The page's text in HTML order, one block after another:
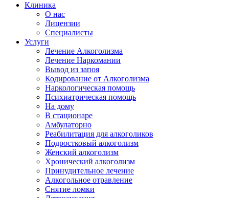
Клиника
О нас
Лицензии
Специалисты
Услуги
Лечение Алкоголизма
Лечение Наркомании
Вывод из запоя
Кодирование от Алкоголизма
Наркологическая помощь
Психиатрическая помощь
На дому
В стационаре
Амбулаторно
Реабилитация для алкоголиков
Подростковый алкоголизм
Женский алкоголизм
Хронический алкоголизм
Принудительное лечение
Алкогольное отравление
Снятие ломки